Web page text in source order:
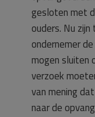
gesloten met
ouders. Nu
ondernemer
mogen sluiten
verzoek
van mening
naar de